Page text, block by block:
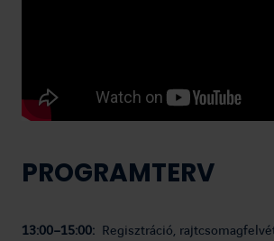
PROGRAMTERV
13:00–15:00: Regisztráció,